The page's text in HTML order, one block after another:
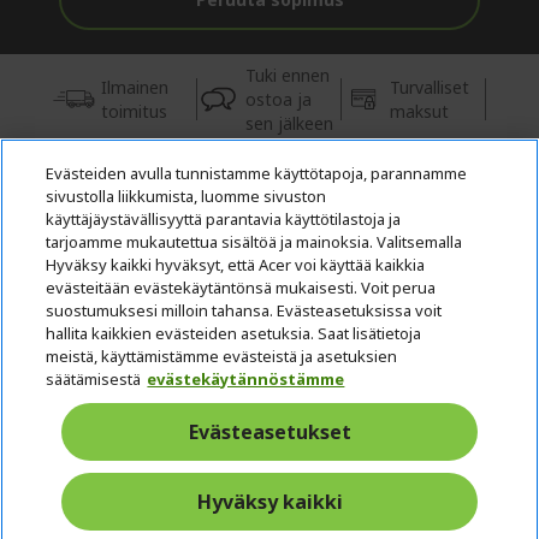
Ilmainen
toimitus
Tuki ennen
ostoa ja
sen jälkeen
Turvalliset
maksut
© 2026 Acer Inc.
Tästä kaupasta ostettavien tuotteiden ja palvelujen valtuutettu
jälleenmyyjä on CPYou BV.
Suomi
Evästeiden avulla tunnistamme käyttötapoja, parannamme
sivustolla liikkumista, luomme sivuston
käyttäjäystävällisyyttä parantavia käyttötilastoja ja
tarjoamme mukautettua sisältöä ja mainoksia. Valitsemalla
Hyväksy kaikki hyväksyt, että Acer voi käyttää kaikkia
evästeitään evästekäytäntönsä mukaisesti. Voit perua
suostumuksesi milloin tahansa. Evästeasetuksissa voit
hallita kaikkien evästeiden asetuksia. Saat lisätietoja
meistä, käyttämistämme evästeistä ja asetuksien
säätämisestä evästekäytännöstämme
Evästeasetukset
Hyväksy kaikki